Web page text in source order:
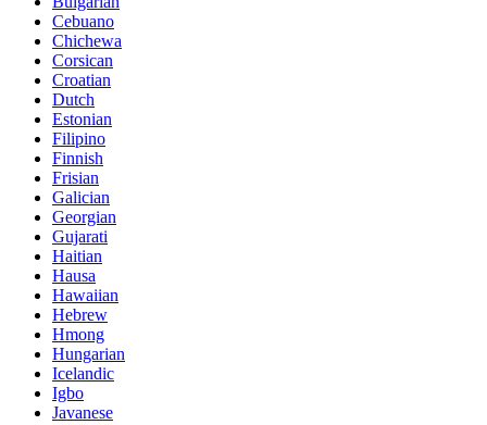
Cebuano
Chichewa
Corsican
Croatian
Dutch
Estonian
Filipino
Finnish
Frisian
Galician
Georgian
Gujarati
Haitian
Hausa
Hawaiian
Hebrew
Hmong
Hungarian
Icelandic
Igbo
Javanese